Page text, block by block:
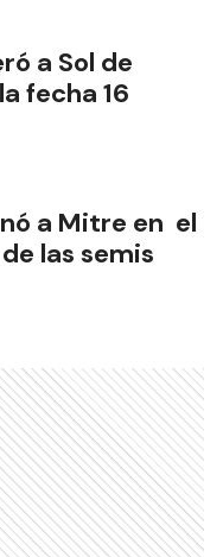
a Sol de
fecha 16
a Mitre en el
las semis